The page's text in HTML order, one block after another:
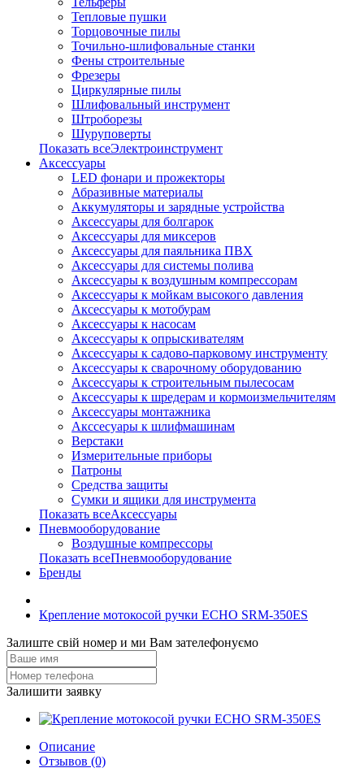
Тепловые пушки
Торцовочные пилы
Точильно-шлифовальные станки
Фены строительные
Фрезеры
Циркулярные пилы
Шлифовальный инструмент
Штроборезы
Шуруповерты
Показать всеЭлектроинструмент
Аксессуары
LED фонари и прожекторы
Абразивные материалы
Аккумуляторы и зарядные устройства
Аксессуары для болгарок
Аксессуары для миксеров
Аксессуары для паяльника ПВХ
Аксессуары для системы полива
Аксессуары к воздушным компрессорам
Аксессуары к мойкам высокого давления
Аксессуары к мотобурам
Аксессуары к насосам
Аксессуары к опрыскивателям
Аксессуары к садово-парковому инструменту
Аксессуары к сварочному оборудованию
Аксессуары к строительным пылесосам
Аксессуары к шредерам и кормоизмельчителям
Аксессуары монтажника
Акссесуары к шлифмашинам
Верстаки
Измерительные приборы
Патроны
Средства защиты
Сумки и ящики для инструмента
Показать всеАксессуары
Пневмооборудование
Воздушные компрессоры
Показать всеПневмооборудование
Бренды
Крепление мотокосой ручки ECHO SRM-350ES
Залиште свій номер и ми Вам зателефонуємо
Залишити заявку
Описание
Отзывов (0)